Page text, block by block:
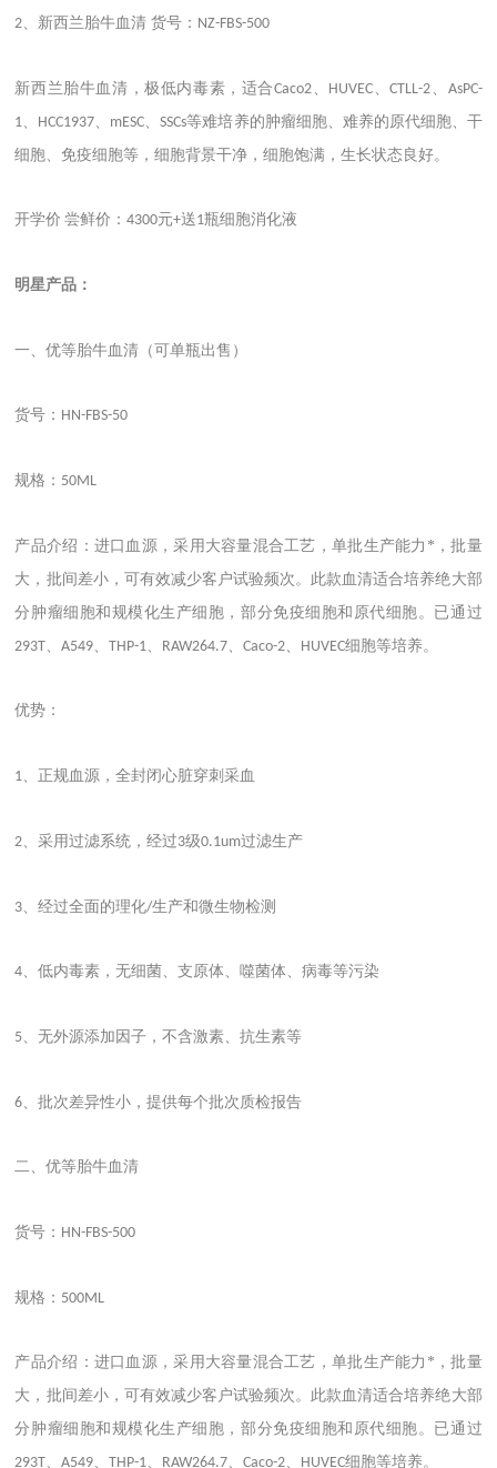
2、新西兰胎牛血清 货号： NZ-FBS-500
新西兰胎牛血清，极低内毒素，适合Caco2、 HUVEC 、CTLL-2
AsPC-
1
HCC1937 mESC 、SSCs等难培养的肿瘤细胞、难养的原代细胞、干
细胞、免疫细胞等，细胞背景干净，细胞饱满，生长状态良好。
开学价 尝鲜价：4300元+送1瓶细胞消化液
明星产品：
一、优等胎牛血清（可单瓶出售）
货号： HN-FBS-50
规格： 50ML
产品介绍：进口血源，采用大容量混合工艺，单批生产能力*，批量
大，批间差小，可有效减少客户试验频次。此款血清适合培养绝大部
分肿瘤细胞和规模化生产细胞，部分免疫细胞和原代细胞。已通过
293T 、A549 、THP-1 RAW264.7 、Caco-2 HUVEC细胞等培养。
优势：
1、正规血源，全封闭心脏穿刺采血
2 、采用过滤系统，经过3级0.1um过滤生产
3 、经过全面的理化/生产和微生物检测
4、低内毒素，无细菌、支原体、噬菌体、病毒等污染
5 、无外源添加因子，不含激素、抗生素等
6 、批次差异性小，提供每个批次质检报告
二、优等胎牛血清
货号： HN-FBS-500
规格： 500ML
产品介绍：进口血源，采用大容量混合工艺，单批生产能力*，批量
大，批间差小，可有效减少客户试验频次。此款血清适合培养绝大部
分肿瘤细胞和规模化生产细胞，部分免疫细胞和原代细胞。已通过
293T、A549、THP-1、 RAW264.7、Caco-2、 HUVEC细胞等培养。